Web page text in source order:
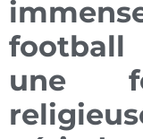
football
une